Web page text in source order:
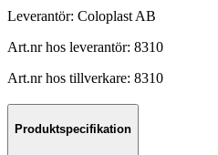
Leverantör: Coloplast AB
Art.nr hos leverantör: 8310
Art.nr hos tillverkare: 8310
Produktspecifikation